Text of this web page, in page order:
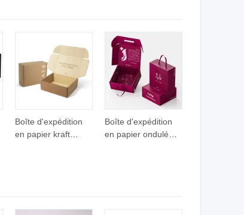
Boîte d'expédition
en papier kraft
bijoux, cosmétiques
Boîte d'expédition
en papier ondulé
emballage de
cadeau pour petites